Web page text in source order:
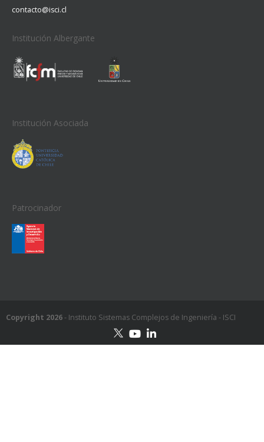
contacto@isci.cl
Institución Albergante
Institución Asociada
Patrocinador
Copyright 2026- Instituto Sistemas Complejos de Ingeniería - ISCI